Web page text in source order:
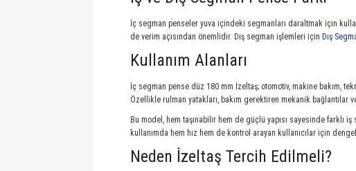
İç segman penseler yuva içindeki segmanları daraltmak için
de verim açısından önemlidir. Dış segman işlemleri için Dış
Kullanım Alanları
İç segman pense düz 180 mm İzeltaş; otomotiv, makine bakım,
Özellikle rulman yatakları, bakım gerektiren mekanik
Bu model, hem taşınabilir hem de güçlü yapısı sayesinde
kullanımda hem hız hem de kontrol arayan kullanıcılar için
Neden İzeltaş Tercih Edilmeli?